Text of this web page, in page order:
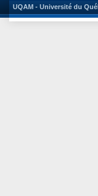
UQAM - Université du